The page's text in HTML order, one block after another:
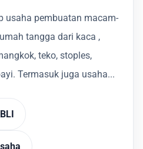
usaha pembuatan macam-
tangga dari kaca ,
teko, stoples,
Termasuk juga usaha...